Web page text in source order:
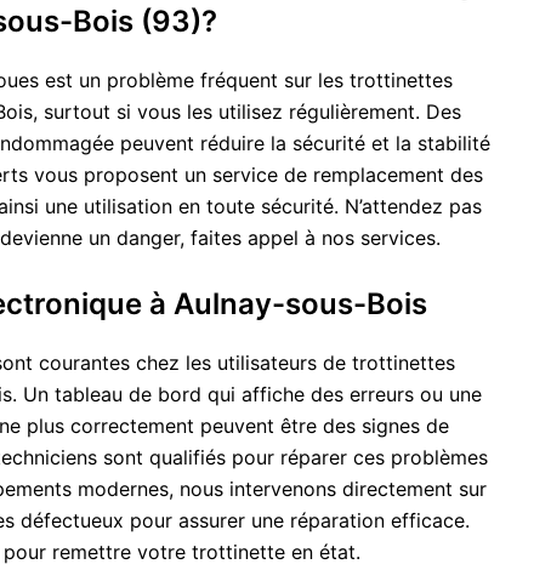
Bois (93)?
est un problème fréquent sur les trottinettes
surtout si vous les utilisez régulièrement. Des
peuvent réduire la sécurité et la stabilité
vous proposent un service de remplacement des
une utilisation en toute sécurité. N’attendez pas
un danger, faites appel à nos services.
à Aulnay-sous-Bois
courantes chez les utilisateurs de trottinettes
Un tableau de bord qui affiche des erreurs ou une
plus correctement peuvent être des signes de
sont qualifiés pour réparer ces problèmes
modernes, nous intervenons directement sur
défectueux pour assurer une réparation efficace.
remettre votre trottinette en état.